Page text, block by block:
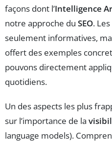
façons dont l’Intelligence
notre approche du SEO.
seulement informatives,
offert des exemples
pouvons directement
quotidiens.
Un des aspects les plus
sur l’importance de la
language models).